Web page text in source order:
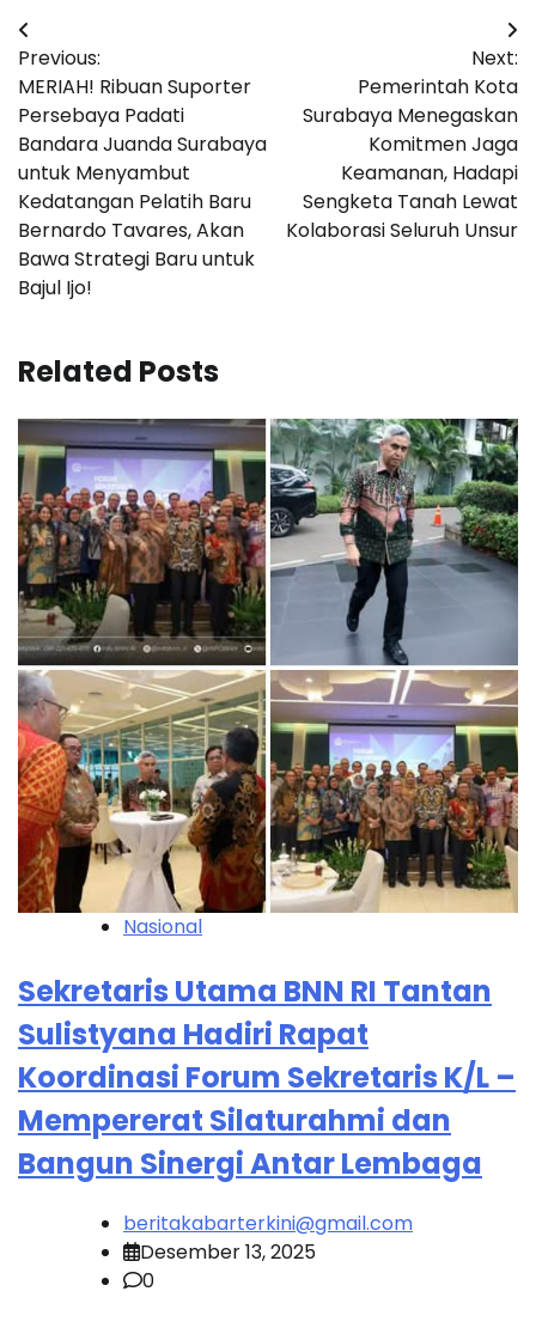
Navigasi
pos
Previous:
MERIAH! Ribuan Suporter
Persebaya Padati
Bandara Juanda Surabaya
untuk Menyambut
Kedatangan Pelatih Baru
Bernardo Tavares, Akan
Bawa Strategi Baru untuk
Bajul Ijo!
Next:
Pemerintah Kota
Surabaya Menegaskan
Komitmen Jaga
Keamanan, Hadapi
Sengketa Tanah Lewat
Kolaborasi Seluruh Unsur
Related Posts
Nasional
Sekretaris Utama BNN RI Tantan
Sulistyana Hadiri Rapat
Koordinasi Forum Sekretaris K/L –
Mempererat Silaturahmi dan
Bangun Sinergi Antar Lembaga
beritakabarterkini@gmail.com
Desember 13, 2025
0